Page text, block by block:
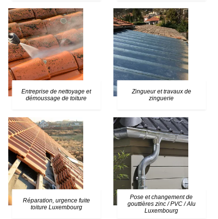
Entreprise de nettoyage et
démoussage de toiture
Zingueur et travaux de
zinguerie
Réparation, urgence fuite
toiture Luxembourg
Pose et changement de
gouttières zinc / PVC / Alu
Luxembourg